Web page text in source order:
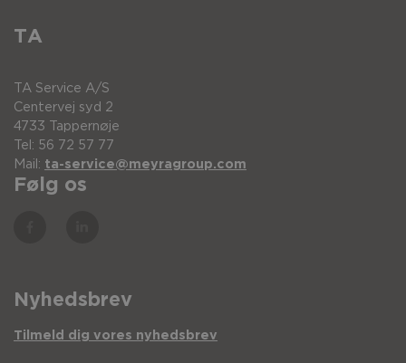
TA
TA Service A/S
Centervej syd 2
4733 Tappernøje
Tel: 56 72 57 77
Mail: ta-service@meyragroup.com
Følg os
Nyhedsbrev
Tilmeld dig vores nyhedsbrev